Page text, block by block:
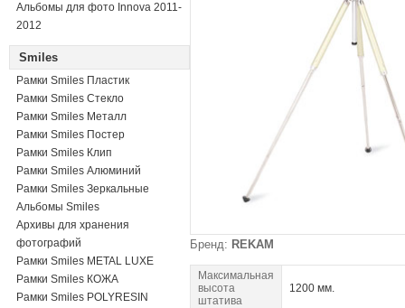
Альбомы для фото Innova 2011-
2012
Smiles
Рамки Smiles Пластик
Рамки Smiles Стекло
Рамки Smiles Металл
Рамки Smiles Постер
Рамки Smiles Клип
Рамки Smiles Алюминий
Рамки Smiles Зеркальные
Альбомы Smiles
Архивы для хранения
фотографий
Рамки Smiles METAL LUXE
Рамки Smiles КОЖА
Рамки Smiles POLYRESIN
Бренд: REKAM
Максимальная
высота
штатива
1200 мм.